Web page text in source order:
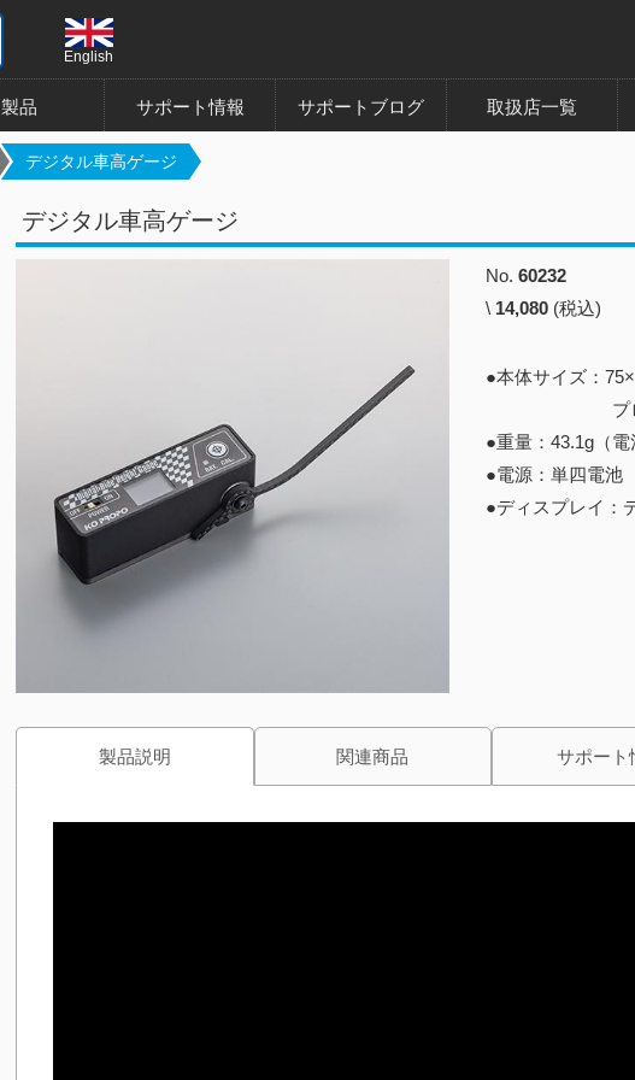
English
製品 サポート情報 サポートブログ 取扱店一覧
デジタル車高ゲージ
デジタル車高ゲージ
No. 60232
\ 14,080 (税込)
●本体サイズ：
プローブ
●重量：43.1g（電
●電源：単四電池
●ディスプレイ：
製品説明 関連商品 サポート